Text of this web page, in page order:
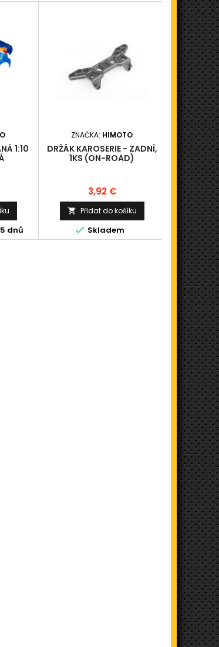
1:10
dnů
ZNAČKA: HIMOTO
DRŽÁK KAROSERIE - ZADNÍ,
1KS (ON-ROAD)
Cena
3,92 €
 Přidat do košíku
 Skladem

 K